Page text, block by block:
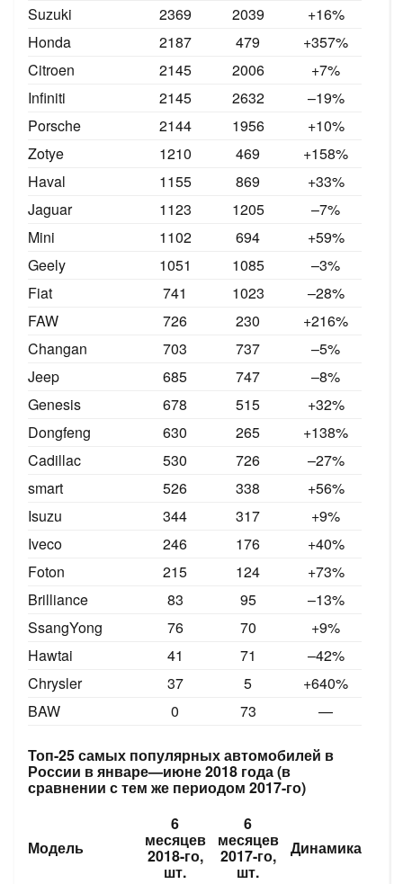
Suzuki 2369 2039
+16%
Honda
2187 479
+357%
Citroen
2145 2006
+7%
Infiniti
2145 2632 –19%
Porsche
2144 1956
+10%
Zotye
1210 469
+158%
Haval
1155 869
+33%
Jaguar
1123 1205
–7%
Mini
1102 694
+59%
Geely
1051 1085
–3%
Fiat
741 1023
–28%
FAW
726 230
+216%
Changan
703 737
–5%
Jeep
685 747
–8%
Genesis
678 515
+32%
Dongfeng
630 265
+138%
Cadillac
530 726
–27%
smart
526 338
+56%
Isuzu
344 317 +9%
Iveco
246 176
+40%
Foton
215 124
+73%
Brilliance
83 95
–13%
SsangYong
76 70
+9%
Hawtai
41 71
–42%
Chrysler
37 5
+640%
BAW
0 73 —
Топ-25 самых популярных автомобилей в
России в январе—июне 2018 года (в
сравнении с тем же периодом 2017-го)
Модель
6
месяцев
2018-го,
шт.
6
месяцев
2017-го,
шт.
Динамика